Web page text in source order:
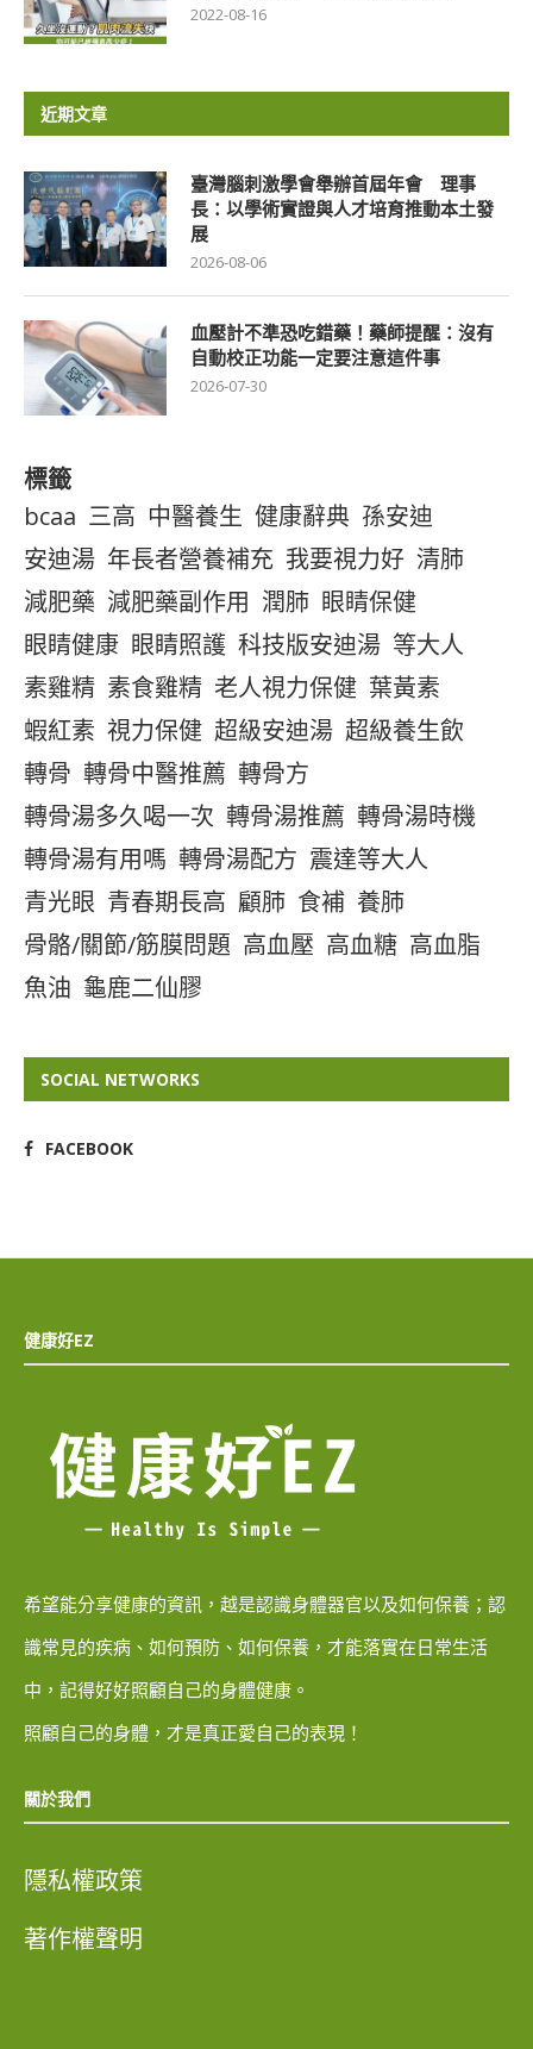
2022-08-16
近期文章
臺灣腦刺激學會舉辦首屆年會 理事
長：以學術實證與人才培育推動本土發
展
2026-08-06
血壓計不準恐吃錯藥！藥師提醒：沒有
自動校正功能一定要注意這件事
2026-07-30
標籤
bcaa 三高 中醫養生 健康辭典 孫安迪
安迪湯 年長者營養補充 我要視力好 清肺
減肥藥 減肥藥副作用 潤肺 眼睛保健
眼睛健康 眼睛照護 科技版安迪湯 等大人
素雞精 素食雞精 老人視力保健 葉黃素
蝦紅素 視力保健 超級安迪湯 超級養生飲
轉骨 轉骨中醫推薦 轉骨方
轉骨湯多久喝一次 轉骨湯推薦 轉骨湯時機
轉骨湯有用嗎 轉骨湯配方 震達等大人
青光眼 青春期長高 顧肺 食補 養肺
骨骼/關節/筋膜問題 高血壓 高血糖 高血脂
魚油 龜鹿二仙膠
SOCIAL NETWORKS
FACEBOOK
健康好EZ
希望能分享健康的資訊，越是認識身體器官以及如何保養；認
識常見的疾病、如何預防、如何保養，才能落實在日常生活
中，記得好好照顧自己的身體健康。
照顧自己的身體，才是真正愛自己的表現！
關於我們
隱私權政策
著作權聲明